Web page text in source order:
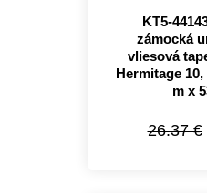
KT5-
zámocká
vliesová
Hermitage
m x
26.37 €